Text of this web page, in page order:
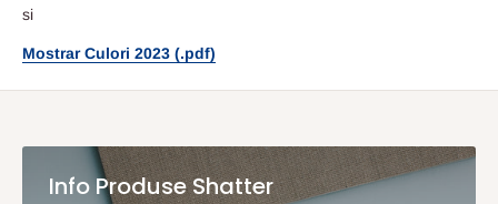
si
Mostrar Culori 2023 (.pdf)
Info Produse Shatter